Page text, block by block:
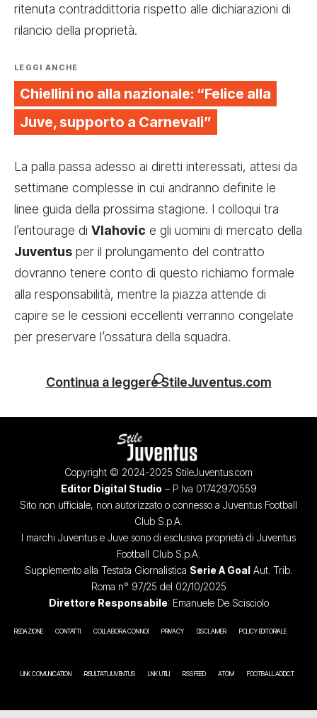
ritenuta contraddittoria rispetto alle dichiarazioni di
rilancio della proprietà.
LEGGI ANCHE
Chiellini no alla nazionale: “Felice alla
Juve, supporto a Carnevali”
La palla passa adesso ai diretti interessati, attesi da
settimane complesse in cui andranno definite le
linee guida della prossima stagione. I colloqui tra
l’entourage di Vlahovic e gli uomini di mercato della
Juventus per il prolungamento del contratto
dovranno tenere conto di questo richiamo formale
alla responsabilità, mentre la piazza attende di
capire se le cessioni eccellenti verranno congelate
per preservare l’ossatura della squadra.
Continua a leggere StileJuventus.com
Copyright © 2024-2025 StileJuventus.com
Editor Digital Studio – P.Iva 01742970559
Sito non ufficiale, non autorizzato o connesso a Juventus Football
Club S.p.A.
I marchi Juventus e Juve sono di esclusiva proprietà di Juventus
Football Club S.p.A.
Supplemento alla Testata Giornalistica Serie A Goal Aut. Trib.
Roma n° 97/25 del 02/10/2025
Direttore Responsabile: Emanuele De Scisciolo
REDAZIONE CONTATTI COLLABORA CON NOI PRIVACY DISCLAIMER POLICY EDITORIALE
LINK COMUNICATION RISULTATI JUVENTUS LINK UTILI RSS FEED ATOM FOOTBALL ADDICT